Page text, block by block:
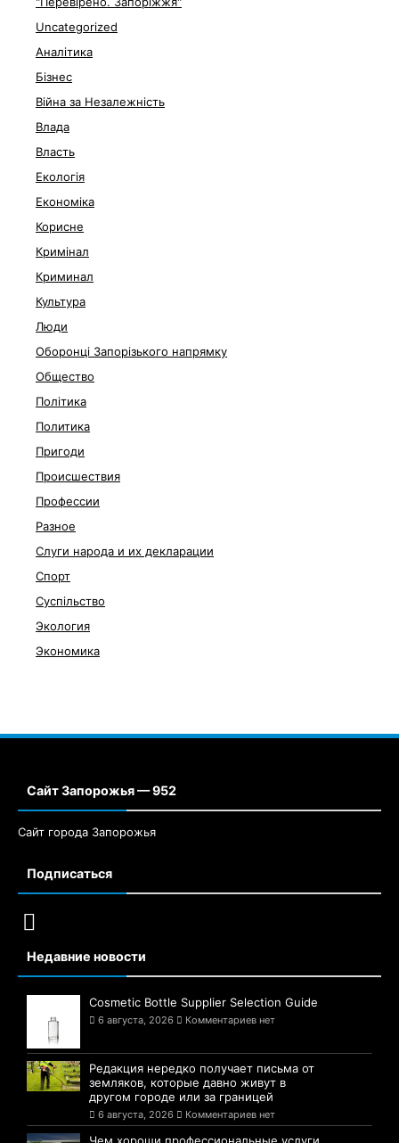
Uncategorized
Аналітика
Бізнес
Війна за Незалежність
Влада
Власть
Екологія
Економіка
Корисне
Кримінал
Криминал
Культура
Люди
Оборонці Запорізького напрямку
Общество
Політика
Политика
Пригоди
Происшествия
Профессии
Разное
Слуги народа и их декларации
Спорт
Суспільство
Экология
Экономика
Сайт Запорожья — 952
Сайт города Запорожья
Подписаться
Недавние новости
Cosmetic Bottle Supplier Selection Guide
6 августа, 2026 Комментариев нет
Редакция нередко получает письма от
земляков, которые давно живут в
другом городе или за границей
6 августа, 2026 Комментариев нет